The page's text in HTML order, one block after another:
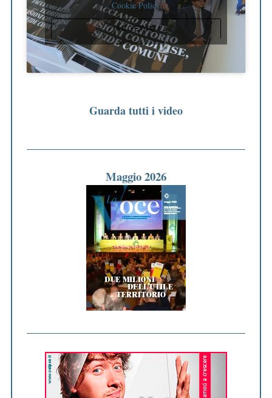
Cookie Policy
ACCETTO
Guarda tutti i video
Maggio 2026